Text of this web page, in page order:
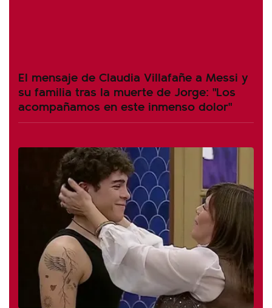
El mensaje de Claudia Villafañe a Messi y
su familia tras la muerte de Jorge: "Los
acompañamos en este inmenso dolor"